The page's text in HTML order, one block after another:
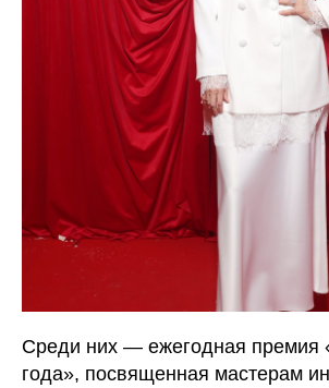
Среди них — ежегодная премия
года», посвященная мастерам